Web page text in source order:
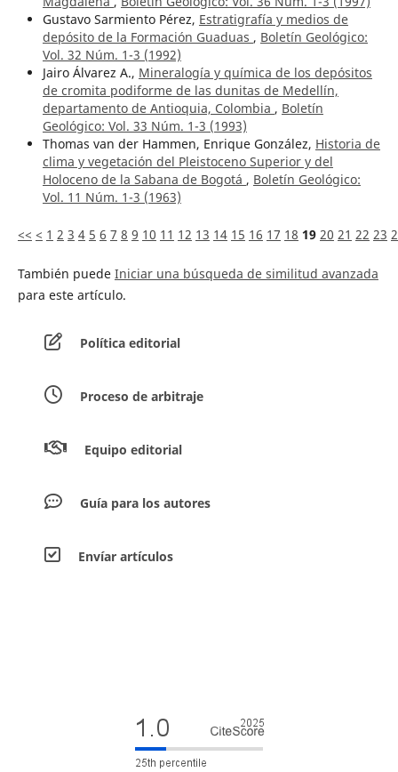
Gustavo Sarmiento Pérez, Estratigrafía y medios de
depósito de la Formación Guaduas , Boletín Geológico:
Vol. 32 Núm. 1-3 (1992)
Jairo Álvarez A., Mineralogía y química de los depósitos
de cromita podiforme de las dunitas de Medellín,
departamento de Antioquia, Colombia , Boletín
Geológico: Vol. 33 Núm. 1-3 (1993)
Thomas van der Hammen, Enrique González, Historia de
clima y vegetación del Pleistoceno Superior y del
Holoceno de la Sabana de Bogotá , Boletín Geológico:
Vol. 11 Núm. 1-3 (1963)
<< < 1 2 3 4 5 6 7 8 9 10 11 12 13 14 15 16 17 18 19 20 21 22 23
También puede Iniciar una búsqueda de similitud avanzada
para este artículo.
Política editorial
Proceso de arbitraje
Equipo editorial
Guía para los autores
Envíar artículos